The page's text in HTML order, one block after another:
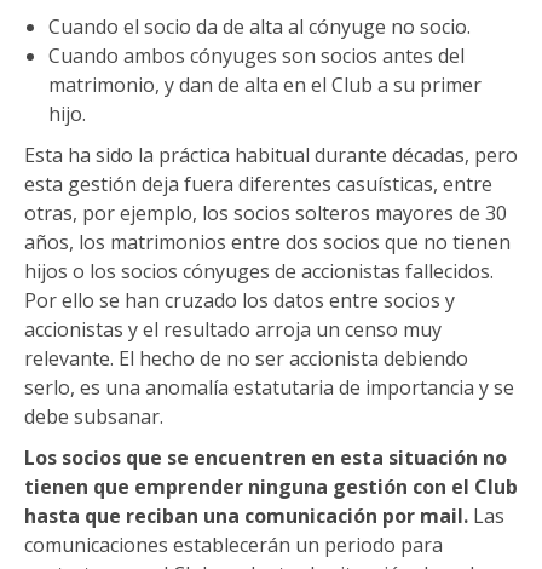
Cuando el socio da de alta al cónyuge no socio.
Cuando ambos cónyuges son socios antes del
matrimonio, y dan de alta en el Club a su primer
hijo.
Esta ha sido la práctica habitual durante décadas, pero
esta gestión deja fuera diferentes casuísticas, entre
otras, por ejemplo, los socios solteros mayores de 30
años, los matrimonios entre dos socios que no tienen
hijos o los socios cónyuges de accionistas fallecidos.
Por ello se han cruzado los datos entre socios y
accionistas y el resultado arroja un censo muy
relevante. El hecho de no ser accionista debiendo
serlo, es una anomalía estatutaria de importancia y se
debe subsanar.
Los socios que se encuentren en esta situación no
tienen que emprender ninguna gestión con el Club
hasta que reciban una comunicación por mail. Las
comunicaciones establecerán un periodo para